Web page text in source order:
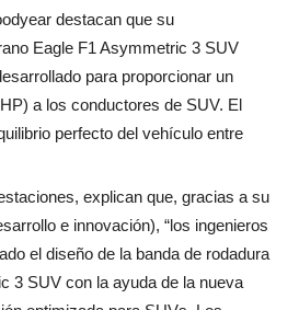
destacan que su
Eagle F1 Asymmetric 3 SUV
para proporcionar un
a los conductores de SUV. El
perfecto del vehículo entre
explican que, gracias a su
e innovación), “los ingenieros
el diseño de la banda de rodadura
3 SUV con la ayuda de la nueva